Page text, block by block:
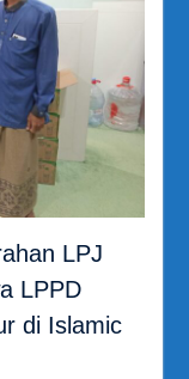
LPJ
LPPD
di Islamic